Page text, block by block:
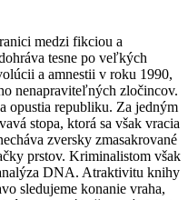
medzi fikciou a
tesne po veľkých
a amnestii v roku 1990,
nenapraviteľných zločincov.
opustia republiku. Za jedným
stopa, ktorá sa však vracia
zversky zmasakrované
prstov. Kriminalistom však
DNA. Atraktivitu knihy
sledujeme konanie vraha,